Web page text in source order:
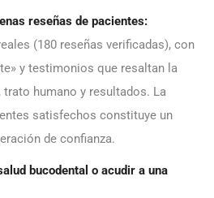
reseñas de pacientes:
(180 reseñas verificadas), con
y testimonios que resaltan la
humano y resultados. La
satisfechos constituye un
de confianza.
bucodental o acudir a una